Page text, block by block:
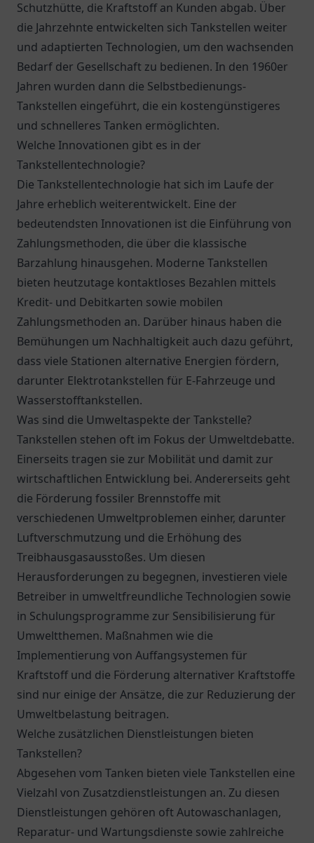
Schutzhütte, die Kraftstoff an Kunden abgab. Über
die Jahrzehnte entwickelten sich Tankstellen weiter
und adaptierten Technologien, um den wachsenden
Bedarf der Gesellschaft zu bedienen. In den 1960er
Jahren wurden dann die Selbstbedienungs-
Tankstellen eingeführt, die ein kostengünstigeres
und schnelleres Tanken ermöglichten.
Welche Innovationen gibt es in der
Tankstellentechnologie?
Die Tankstellentechnologie hat sich im Laufe der
Jahre erheblich weiterentwickelt. Eine der
bedeutendsten Innovationen ist die Einführung von
Zahlungsmethoden, die über die klassische
Barzahlung hinausgehen. Moderne Tankstellen
bieten heutzutage kontaktloses Bezahlen mittels
Kredit- und Debitkarten sowie mobilen
Zahlungsmethoden an. Darüber hinaus haben die
Bemühungen um Nachhaltigkeit auch dazu geführt,
dass viele Stationen alternative Energien fördern,
darunter Elektrotankstellen für E-Fahrzeuge und
Wasserstofftankstellen.
Was sind die Umweltaspekte der Tankstelle?
Tankstellen stehen oft im Fokus der Umweltdebatte.
Einerseits tragen sie zur Mobilität und damit zur
wirtschaftlichen Entwicklung bei. Andererseits geht
die Förderung fossiler Brennstoffe mit
verschiedenen Umweltproblemen einher, darunter
Luftverschmutzung und die Erhöhung des
Treibhausgasausstoßes. Um diesen
Herausforderungen zu begegnen, investieren viele
Betreiber in umweltfreundliche Technologien sowie
in Schulungsprogramme zur Sensibilisierung für
Umweltthemen. Maßnahmen wie die
Implementierung von Auffangsystemen für
Kraftstoff und die Förderung alternativer Kraftstoffe
sind nur einige der Ansätze, die zur Reduzierung der
Umweltbelastung beitragen.
Welche zusätzlichen Dienstleistungen bieten
Tankstellen?
Abgesehen vom Tanken bieten viele Tankstellen eine
Vielzahl von Zusatzdienstleistungen an. Zu diesen
Dienstleistungen gehören oft Autowaschanlagen,
Reparatur- und Wartungsdienste sowie zahlreiche